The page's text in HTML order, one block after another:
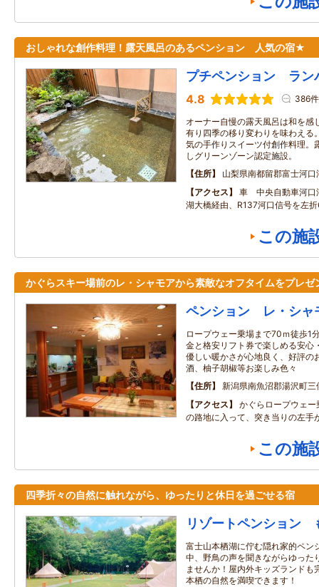
おしゃれな創作料理！露天風呂のあるペンション 人気の宿★
プチペンション ラン
4.8 386件
オーナー自慢の露天風呂は和を感
有り四季の移り変わりを味わえる
気の手作りスイーツ付創作料理。
しグリーンゾーン認定施設。
住所
山梨県南都留郡富士河
アクセス
車 中央自動車河口
湖大橋経由、R137河口信号を左
この施
かぐらスキー場前のレ・シャモアから素敵なオフタイムをプレゼ
ペンション レ・シャ
ロープウェー乗場まで70ｍ徒歩1
金と格安リフト券で楽しめる安心
優しい暖かさが心地良く、好評の
酒、柚子胡椒等お楽しみ色々
住所
新潟県南魚沼郡湯沢町三
アクセス
かぐらロープウェ
の路地に入って、突き当りの左手
この施
四季折々の自然に触れながら、ゆったりと休日を過ごせる宿
リゾートペンション
富士山本栖湖に佇む隠れ家的ペン
中、野鳥の声を聞きながらゆった
ませんか！屋内外キッズランドも
本栖の自然を満喫できます！